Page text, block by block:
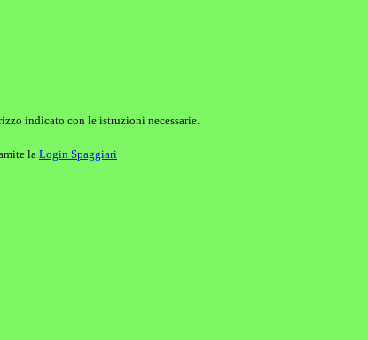
indicato con le istruzioni necessarie.
la Login Spaggiari